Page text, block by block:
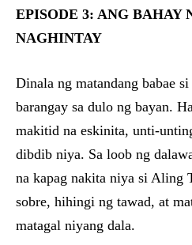
EPISODE 3: ANG BAHAY
NAGHINTAY
Dinala ng matandang babae
barangay sa dulo ng bayan.
makitid na eskinita, unti-
dibdib niya. Sa loob ng
na kapag nakita niya si Aling
sobre, hihingi ng tawad, at
matagal niyang dala.